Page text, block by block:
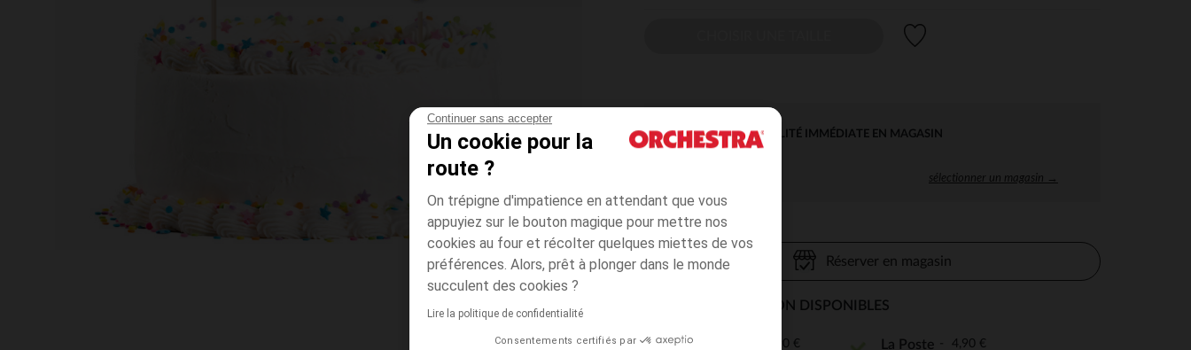
Continuer sans accepter
Un cookie pour la
route ?
On trépigne d'impatience en attendant que vous
appuyiez sur le bouton magique pour mettre nos
cookies au four et récolter quelques miettes de vos
préférences. Alors, prêt à plonger dans le monde
succulent des cookies ?
Lire la politique de confidentialité
Consentements certifiés par
DISPONIBILITÉ IMMÉDIATE EN MAGASIN
sélectionner un magasin →
Réserver en magasin
MODES DE LIVRAISON DISPONIBLES
Point Relais 4,90 € La Poste 4,90 €